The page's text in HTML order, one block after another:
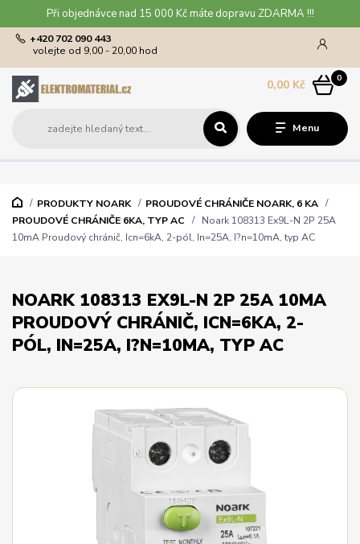
Při objednávce nad 15 000 Kč máte dopravu ZDARMA !!!
Menu
+420 702 090 443
volejte od 9,00 - 20,00 hod
0
0,00 Kč
PRODUKTY NOARK
PROUDOVÉ CHRÁNIČE NOARK, 6 KA
PROUDOVÉ CHRÁNIČE 6KA, TYP AC
Noark 108313 Ex9L-N 2P 25A
10mA Proudový chránič, Icn=6kA, 2-pól, In=25A, I?n=10mA, typ AC
NOARK 108313 EX9L-N 2P 25A 10MA
PROUDOVÝ CHRÁNIČ, ICN=6KA, 2-
PÓL, IN=25A, I?N=10MA, TYP AC